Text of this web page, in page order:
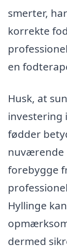
smerter,
korrekte
en
Husk, at
investering
fødder
nuværende
forebygge
Hyllinge
dermed